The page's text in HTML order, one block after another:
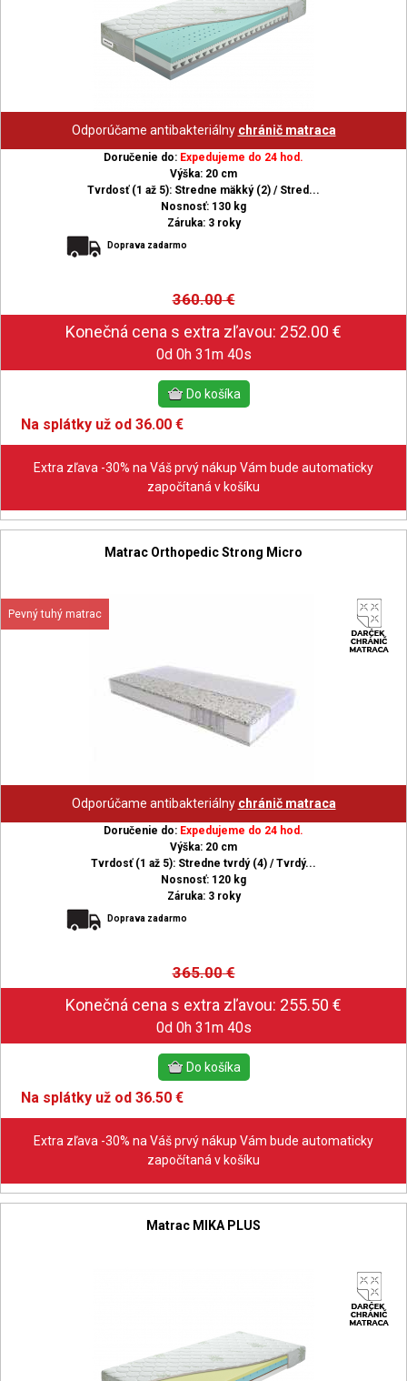
Odporúčame antibakteriálny chránič matraca
Doručenie do: Expedujeme do 24 hod.
Výška: 20 cm
Tvrdosť (1 až 5): Stredne mäkký (2) / Stred...
Nosnosť: 130 kg
Záruka: 3 roky
Doprava zadarmo
360.00€
0d 0h 31m 39s
Na splátky už od 36.00 €
Extra zľava -30% na Váš prvý nákup Vám bude automaticky
započítaná v košíku
Matrac Orthopedic Strong Micro
Pevný tuhý matrac
Odporúčame antibakteriálny chránič matraca
Doručenie do: Expedujeme do 24 hod.
Výška: 20 cm
Tvrdosť (1 až 5): Stredne tvrdý (4) / Tvrdý...
Nosnosť: 120 kg
Záruka: 3 roky
Doprava zadarmo
365.00€
0d 0h 31m 39s
Na splátky už od 36.50 €
Extra zľava -30% na Váš prvý nákup Vám bude automaticky
započítaná v košíku
Matrac MIKA PLUS